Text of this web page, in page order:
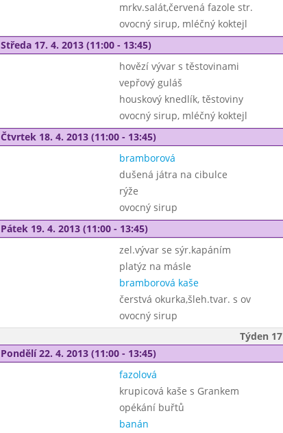
mrkv.salát,červená fazole str.
ovocný sirup, mléčný koktejl
Středa 17. 4. 2013 (11:00 - 13:45)
hovězí vývar s těstovinami
vepřový guláš
houskový knedlík, těstoviny
ovocný sirup, mléčný koktejl
Čtvrtek 18. 4. 2013 (11:00 - 13:45)
bramborová
dušená játra na cibulce
rýže
ovocný sirup
Pátek 19. 4. 2013 (11:00 - 13:45)
zel.vývar se sýr.kapáním
platýz na másle
bramborová kaše
čerstvá okurka,šleh.tvar. s ov
ovocný sirup
Týden 17
Pondělí 22. 4. 2013 (11:00 - 13:45)
fazolová
krupicová kaše s Grankem
opékání buřtů
banán